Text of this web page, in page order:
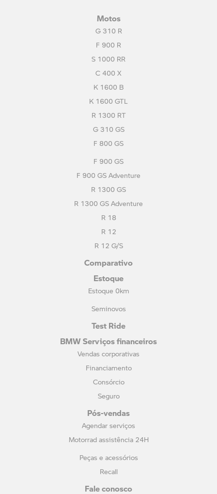
Motos
G 310 R
F 900 R
S 1000 RR
C 400 X
K 1600 B
K 1600 GTL
R 1300 RT
G 310 GS
F 800 GS
F 900 GS
F 900 GS Adventure
R 1300 GS
R 1300 GS Adventure
R 18
R 12
R 12 G/S
Comparativo
Estoque
Estoque 0km
Seminovos
Test Ride
BMW Serviços financeiros
Vendas corporativas
Financiamento
Consórcio
Seguro
Pós-vendas
Agendar serviços
Motorrad assistência 24H
Peças e acessórios
Recall
Fale conosco